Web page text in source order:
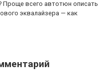
Проще всего автотюн описать
эквалайзера — как